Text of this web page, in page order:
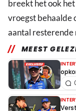
breekt het ook
vroegst behaalde
aantal resterende
MEEST